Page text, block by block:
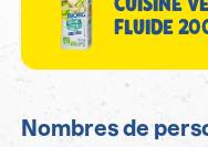
FLUIDE
Nombres de